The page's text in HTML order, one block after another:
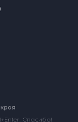
Спасибо!